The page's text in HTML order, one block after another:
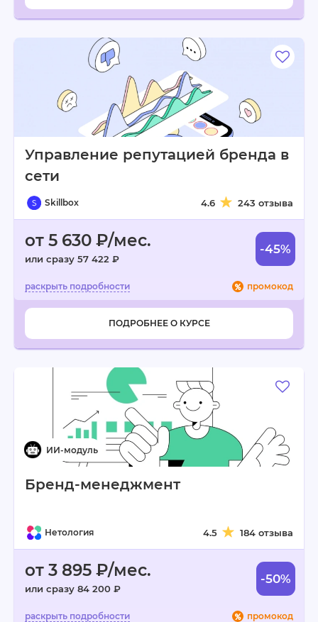
Управление репутацией бренда в
сети
Skillbox 4.6 243 отзыва
от 5 630 ₽/мес.
или сразу 57 422 ₽
-45%
промокод
ПОДРОБНЕЕ О КУРСЕ
Бренд-менеджмент
Нетология 4.5 184 отзыва
от 3 895 ₽/мес.
или сразу 84 200 ₽
-50%
промокод